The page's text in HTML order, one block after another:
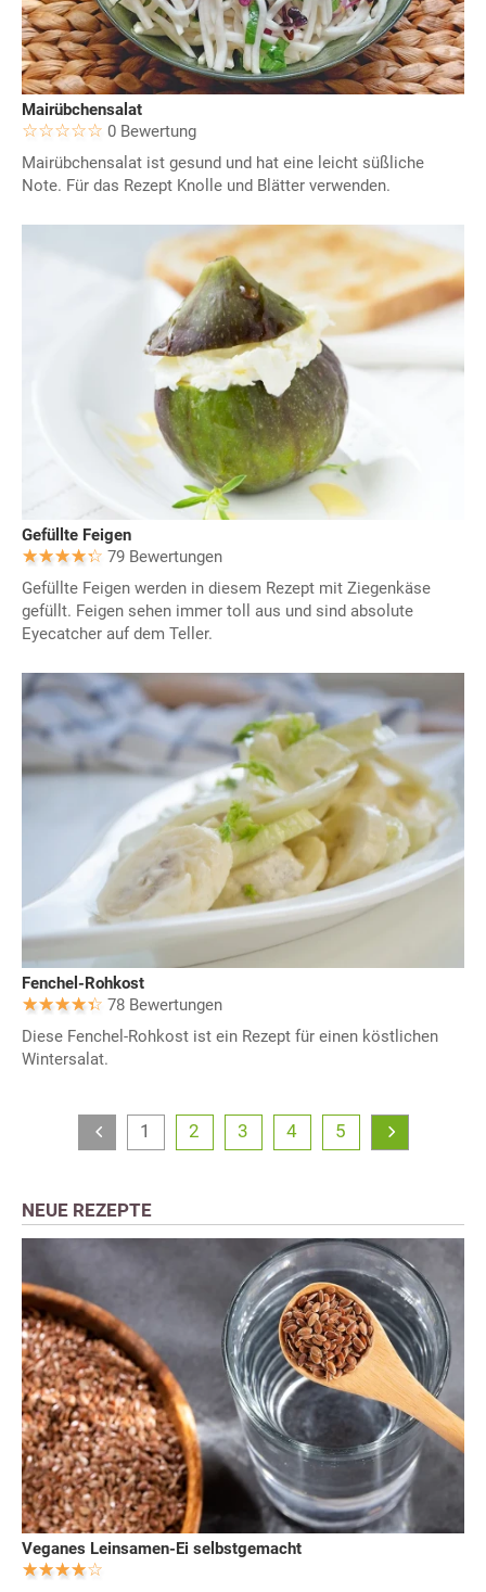
Mairübchensalat
0 Bewertung
Mairübchensalat ist gesund und hat eine leicht süßliche
Note. Für das Rezept Knolle und Blätter verwenden.
Gefüllte Feigen
79 Bewertungen
Gefüllte Feigen werden in diesem Rezept mit Ziegenkäse
gefüllt. Feigen sehen immer toll aus und sind absolute
Eyecatcher auf dem Teller.
Fenchel-Rohkost
78 Bewertungen
Diese Fenchel-Rohkost ist ein Rezept für einen köstlichen
Wintersalat.
1 2 3 4 5
NEUE REZEPTE
Veganes Leinsamen-Ei selbstgemacht